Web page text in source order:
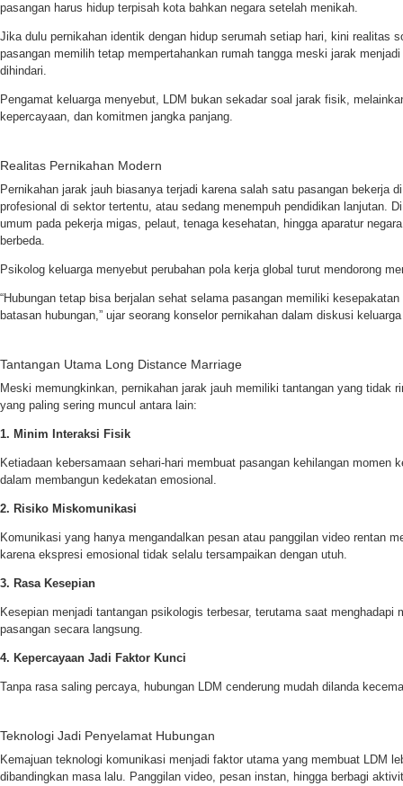
pasangan harus hidup terpisah kota bahkan negara setelah menikah.
Jika dulu pernikahan identik dengan hidup serumah setiap hari, kini realitas
pasangan memilih tetap mempertahankan rumah tangga meski jarak
dihindari.
Pengamat keluarga menyebut, LDM bukan sekadar soal jarak fisik,
kepercayaan, dan komitmen jangka panjang.
Realitas Pernikahan Modern
Pernikahan jarak jauh biasanya terjadi karena salah satu pasangan bekerja
profesional di sektor tertentu, atau sedang menempuh pendidikan lanjutan.
umum pada pekerja migas, pelaut, tenaga kesehatan, hingga aparatur
berbeda.
Psikolog keluarga menyebut perubahan pola kerja global turut mendorong
“Hubungan tetap bisa berjalan sehat selama pasangan memiliki
batasan hubungan,” ujar seorang konselor pernikahan dalam diskusi
Tantangan Utama Long Distance Marriage
Meski memungkinkan, pernikahan jarak jauh memiliki tantangan yang tidak
yang paling sering muncul antara lain:
1. Minim Interaksi Fisik
Ketiadaan kebersamaan sehari-hari membuat pasangan kehilangan momen
dalam membangun kedekatan emosional.
2. Risiko Miskomunikasi
Komunikasi yang hanya mengandalkan pesan atau panggilan video rentan
karena ekspresi emosional tidak selalu tersampaikan dengan utuh.
3. Rasa Kesepian
Kesepian menjadi tantangan psikologis terbesar, terutama saat menghadapi
pasangan secara langsung.
4. Kepercayaan Jadi Faktor Kunci
Tanpa rasa saling percaya, hubungan LDM cenderung mudah dilanda
Teknologi Jadi Penyelamat Hubungan
Kemajuan teknologi komunikasi menjadi faktor utama yang membuat LDM
dibandingkan masa lalu. Panggilan video, pesan instan, hingga berbagi